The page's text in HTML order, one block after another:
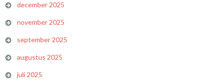
december 2025
november 2025
september 2025
augustus 2025
juli 2025